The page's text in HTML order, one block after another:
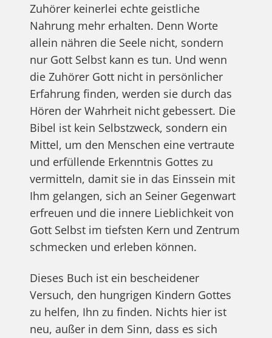
Zuhörer keinerlei echte geistliche
Nahrung mehr erhalten. Denn Worte
allein nähren die Seele nicht, sondern
nur Gott Selbst kann es tun. Und wenn
die Zuhörer Gott nicht in persönlicher
Erfahrung finden, werden sie durch das
Hören der Wahrheit nicht gebessert. Die
Bibel ist kein Selbstzweck, sondern ein
Mittel, um den Menschen eine vertraute
und erfüllende Erkenntnis Gottes zu
vermitteln, damit sie in das Einssein mit
Ihm gelangen, sich an Seiner Gegenwart
erfreuen und die innere Lieblichkeit von
Gott Selbst im tiefsten Kern und Zentrum
schmecken und erleben können.
Dieses Buch ist ein bescheidener
Versuch, den hungrigen Kindern Gottes
zu helfen, Ihn zu finden. Nichts hier ist
neu, außer in dem Sinn, dass es sich